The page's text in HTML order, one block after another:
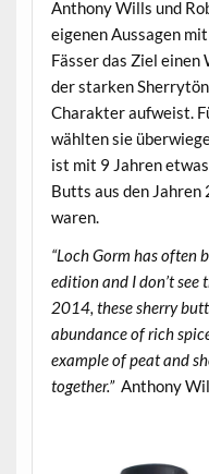
Anthony Wills und
eigenen Aussagen
Fässer das Ziel
der starken
Charakter aufweist.
wählten sie
ist mit 9 Jahren
Butts aus den
waren.
“Loch Gorm has often
edition and I don’t
2014, these sherry
abundance of rich
example of peat and
together.” Anthony